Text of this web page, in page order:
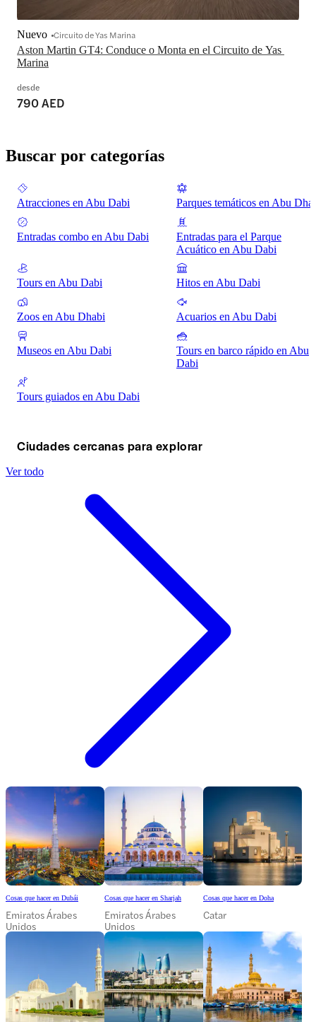
Aston Martin GT4: Conduce o Monta en el Circuito de Yas
Marina
Nuevo Circuito de Yas Marina
desde
790 AED
Buscar por categorías
Atracciones en Abu Dabi Parques temáticos en Abu
Entradas combo en Abu Dabi
Entradas para el Parque
Acuático en Abu Dabi
Tours en Abu Dabi Hitos en Abu Dabi
Zoos en Abu Dhabi Acuarios en Abu Dabi
Museos en Abu Dabi
Tours en barco rápido en Abu
Dabi
Tours guiados en Abu Dabi
Ciudades cercanas para explorar
Ver todo
Cosas que hacer en Dubái
Emiratos Árabes
Unidos
Cosas que hacer en Sharjah
Emiratos Árabes
Unidos
Cosas que hacer en Doha
Catar